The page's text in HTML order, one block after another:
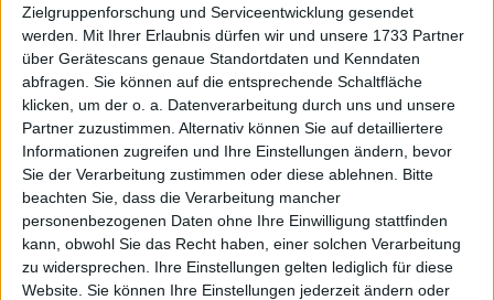
Zielgruppenforschung und Serviceentwicklung gesendet
werden.
Mit Ihrer Erlaubnis dürfen wir und unsere 1733 Partner
über Gerätescans genaue Standortdaten und Kenndaten
abfragen. Sie können auf die entsprechende Schaltfläche
klicken, um der o. a. Datenverarbeitung durch uns und unsere
Partner zuzustimmen. Alternativ können Sie auf detailliertere
Informationen zugreifen und Ihre Einstellungen ändern, bevor
Sie der Verarbeitung zustimmen oder diese ablehnen.
Bitte
beachten Sie, dass die Verarbeitung mancher
personenbezogenen Daten ohne Ihre Einwilligung stattfinden
kann, obwohl Sie das Recht haben, einer solchen Verarbeitung
zu widersprechen. Ihre Einstellungen gelten lediglich für diese
Website. Sie können Ihre Einstellungen jederzeit ändern oder
Zwei Spieler mit wachsenden Erwartungen lieferten
sich im ersten Satz eine Achterbahnfahrt. Tomas
Machac sicherte sich das erste Break im dritten Spiel,
in einem Satz, der von den Aufschlagproblemen
beider Spieler geprägt war, insbesondere von
Learner Tien. Es gab fünf aufeinanderfolgende
Breaks, von denen vier beim ersten Breakball
verwandelt wurden. Der Amerikaner gewann nur 41
% der Punkte bei seinem ersten Aufschlag, Machac